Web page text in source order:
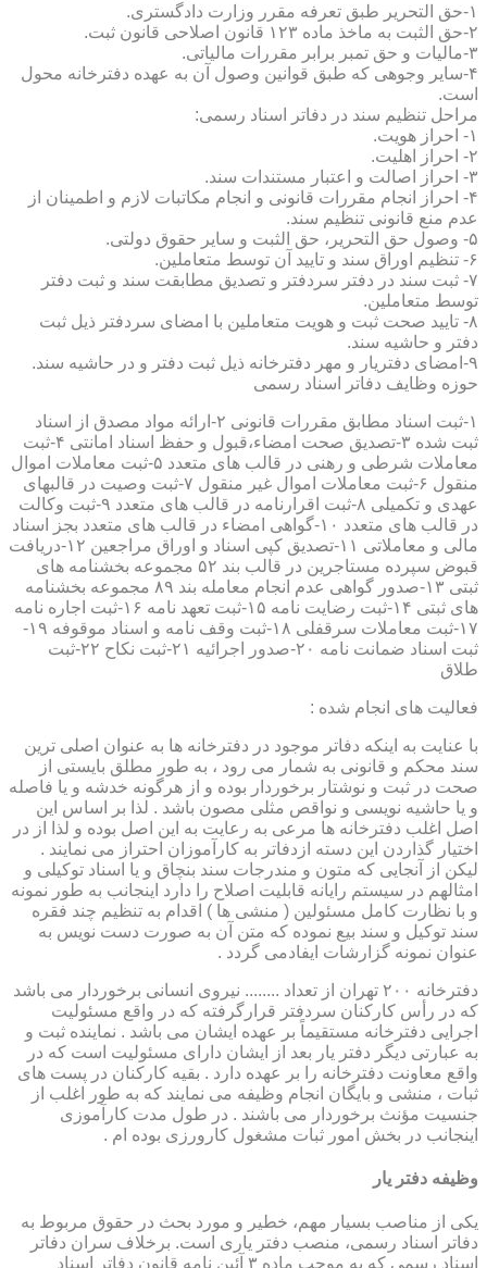
۱-حق التحریر طبق تعرفه مقرر وزارت دادگستری.
۲-حق الثبت به ماخذ ماده ۱۲۳ قانون اصلاحی قانون ثبت.
۳-مالیات و حق تمبر برابر مقررات مالیاتی.
۴-سایر وجوهی که طبق قوانین وصول آن به عهده دفترخانه محول
است.
مراحل تنظیم سند در دفاتر اسناد رسمی:
۱- احراز هویت.
۲- احراز اهلیت.
۳- احراز اصالت و اعتبار مستندات سند.
۴- احراز انجام مقررات قانونی و انجام مکاتبات لازم و اطمینان از
عدم منع قانونی تنظیم سند.
۵- وصول حق التحریر، حق الثبت و سایر حقوق دولتی.
۶- تنظیم اوراق سند و تایید آن توسط متعاملین.
۷- ثبت سند در دفتر سردفتر و تصدیق مطابقت سند و ثبت دفتر
توسط متعاملین.
۸- تایید صحت ثبت و هویت متعاملین با امضای سردفتر ذیل ثبت
دفتر و حاشیه سند.
۹-امضای دفتریار و مهر دفترخانه ذیل ثبت دفتر و در حاشیه سند.
حوزه وظایف دفاتر اسناد رسمی
۱-ثبت اسناد مطابق مقررات قانونی ۲-ارائه مواد مصدق از اسناد
ثبت شده ۳-تصدیق صحت امضاء،قبول و حفظ اسناد امانتی ۴-ثبت
معاملات شرطی و رهنی در قالب های متعدد ۵-ثبت معاملات اموال
منقول ۶-ثبت معاملات اموال غیر منقول ۷-ثبت وصیت در قالبهای
عهدی و تکمیلی ۸-ثبت اقرارنامه در قالب های متعدد ۹-ثبت وکالت
در قالب های متعدد ۱۰-گواهی امضاء در قالب های متعدد بجز اسناد
مالی و معاملاتی ۱۱-تصدیق کپی اسناد و اوراق مراجعین ۱۲-دریافت
قبوض سپرده مستاجرین در قالب بند ۵۲ مجموعه بخشنامه های
ثبتی ۱۳-صدور گواهی عدم انجام معامله بند ۸۹ مجموعه بخشنامه
های ثبتی ۱۴-ثبت رضایت نامه ۱۵-ثبت تعهد نامه ۱۶-ثبت اجاره نامه
۱۷-ثبت معاملات سرقفلی ۱۸-ثبت وقف نامه و اسناد موقوفه ۱۹-
ثبت اسناد ضمانت نامه ۲۰-صدور اجرائیه ۲۱-ثبت نکاح ۲۲-ثبت
طلاق
فعالیت های انجام شده :
با عنایت به اینکه دفاتر موجود در دفترخانه ها به عنوان اصلی ترین
سند محکم و قانونی به شمار می رود ، به طور مطلق بایستی از
صحت در ثبت و نوشتار برخوردار بوده و از هرگونه خدشه و یا فاصله
و یا حاشیه نویسی و نواقص مثلی مصون باشد . لذا بر اساس این
اصل اغلب دفترخانه ها مرعی به رعایت به این اصل بوده و لذا از در
اختیار گذاردن این دسته ازدفاتر به کارآموزان احتراز می نمایند .
لیکن از آنجایی که متون و مندرجات سند بنچاق و یا اسناد توکیلی و
امثالهم در سیستم رایانه قابلیت اصلاح را دارد اینجانب به طور نمونه
و با نظارت کامل مسئولین ( منشی ها ) اقدام به تنظیم چند فقره
سند توکیل و سند بیع نموده که متن آن به صورت دست نویس به
عنوان نمونه گزارشات ایفادمی گردد .
دفترخانه ۲۰۰ تهران از تعداد ........ نیروی انسانی برخوردار می باشد
که در رأس کارکنان سردفتر قرارگرفته که در واقع مسئولیت
اجرایی دفترخانه مستقیماً بر عهده ایشان می باشد . نماینده ثبت و
به عبارتی دیگر دفتر یار بعد از ایشان دارای مسئولیت است که در
واقع معاونت دفترخانه را بر عهده دارد . بقیه کارکنان در پست های
ثبات ، منشی و بایگان انجام وظیفه می نمایند که به طور اغلب از
جنسیت مؤنث برخوردار می باشند . در طول مدت کارآموزی
اینجانب در بخش امور ثبات مشغول کارورزی بوده ام .
وظیفه دفتر یار
یكی از مناصب بسیار مهم، خطیر و مورد بحث در حقوق مربوط به
دفاتر اسناد رسمی، منصب دفتر یاری است. برخلاف سران دفاتر
اسناد رسمی كه به موجب ماده ۳ آئین نامه قانون دفاتر اسناد